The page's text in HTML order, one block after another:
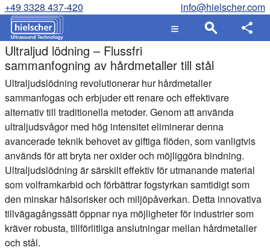
+49 3328 437-420 info@hielscher.com
Ultraljud lödning – Flussfri
sammanfogning av hårdmetaller till stål
Ultraljudslödning revolutionerar hur hårdmetaller
sammanfogas och erbjuder ett renare och effektivare
alternativ till traditionella metoder. Genom att använda
ultraljudsvågor med hög intensitet eliminerar denna
avancerade teknik behovet av giftiga flöden, som vanligtvis
används för att bryta ner oxider och möjliggöra bindning.
Ultraljudslödning är särskilt effektiv för utmanande material
som volframkarbid och förbättrar fogstyrkan samtidigt som
den minskar hälsorisker och miljöpåverkan. Detta innovativa
tillvägagångssätt öppnar nya möjligheter för industrier som
kräver robusta, tillförlitliga anslutningar mellan hårdmetaller
och stål.